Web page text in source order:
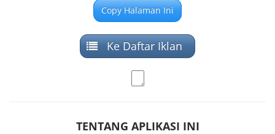
Ke Daftar Iklan
TENTANG APLIKASI INI